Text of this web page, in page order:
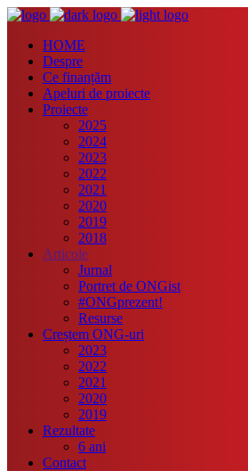
HOME
Despre
Ce finanțăm
Apeluri de proiecte
Proiecte
2025
2024
2023
2022
2021
2020
2019
2018
Articole
Jurnal
Portret de ONGist
#ONGprezent!
Resurse
Creștem ONG-uri
2023
2022
2021
2020
2019
Rezultate
6 ani
Contact